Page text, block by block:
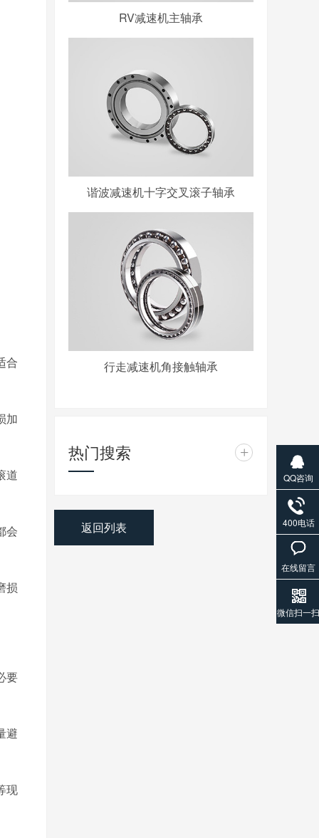
合
加
道
会
损
要
避
现
RV减速机主轴承
谐波减速机十字交叉滚子轴承
行走减速机角接触轴承
热门搜索 +
返回列表
QQ咨询
400电话
在线留言
微信扫一扫